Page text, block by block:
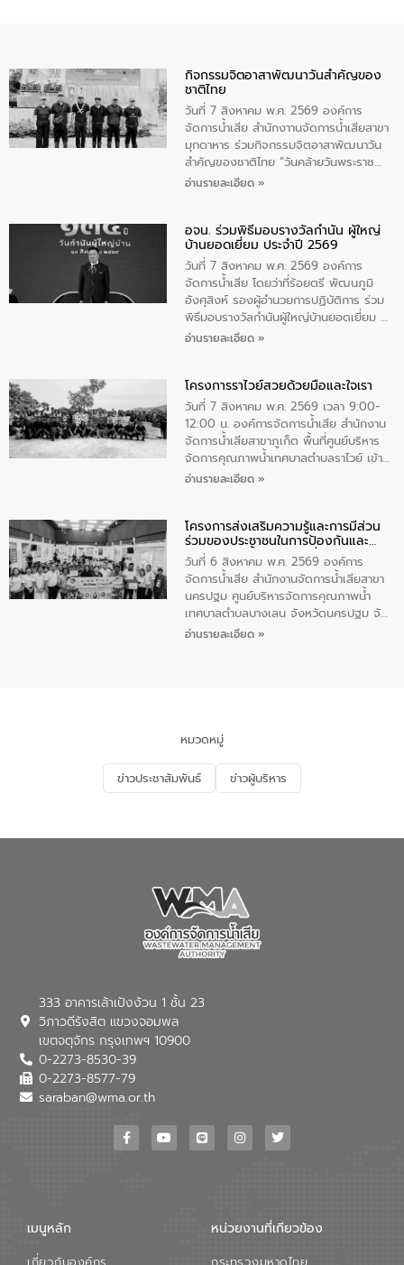
กิจกรรมจิตอาสาพัฒนาวันสําคัญของ
ชาติไทย
วันที่ 7 สิงหาคม พ.ศ. 2569 องค์การ
จัดการน้ำเสีย สำนักงาานจัดการน้ำเสียสาขา
มุกดาหาร ร่วมกิจกรรมจิตอาสาพัฒนาวัน
สําคัญของชาติไทย “วันคล้ายวันพระราช
สมภพ สมเด็จพระนางเจ้าสิริกิติ์พระบรม
ทิพย์คำ รองผู้ว่าราชการจังหวัดมุกดาหาร
เป็นประธานในพิธี ณ เรือนจําชั่วคราวนาโสก
ตําบลนาโสก อําเภอเมืองมุกดาหาร จังหวัด
มุกดาหาร โดยในกิจกรรมได้ร่วมปลูกป่า และ
ทําความสะอาดภายในบริเวณ จัดกิจกรรม
เพื่อถวายเป็นพระราชกุศล สมเด็จพระนาง
เจ้าสิริกิติ์พระบรมราชินีนาถ พระบรมราช
อ่านรายละเอียด »
อจน. ร่วมพิธีมอบรางวัลกำนัน ผู้ใหญ่
บ้านยอดเยี่ยม ประจำปี 2569
วันที่ 7 สิงหาคม พ.ศ. 2569 องค์การ
จัดการน้ำเสีย โดยว่าที่ร้อยตรี พัฒนภูมิ
อังศุสิงห์ รองผู้อำนวยการปฏิบัติการ ร่วม
พิธีมอบรางวัลกำนันผู้ใหญ่บ้านยอดเยี่ยม ณ
ทำเนียบรัฐบาล โดยมีนายอนุทิน ชาญวีรกูล
ทองคำและประกาศเกียรติคุณให้แก่ กำนัน
ผู้ใหญ่บ้านยอดเยี่ยม พร้อมกล่าวชื่นชม ให้
โอวาท และมอบนโยบาย
อ่านรายละเอียด »
โครงการราไวย์สวยด้วยมือและใจเรา
วันที่ 7 สิงหาคม พ.ศ. 2569 เวลา 9:00-
12:00 น. องค์การจัดการน้ำเสีย สำนักงาน
จัดการน้ำเสียสาขาภูเก็ต พื้นที่ศูนย์บริหาร
จัดการคุณภาพน้ำเทศบาลตำบลราไวย์ เข้า
ร่วมโครงการราไวย์สวยด้วยมือและใจเรา
ประชาชน ตัวแทนจากโรงแรมต่างๆ ในเขต
เทศบาลตำบลราไวย์ ศูนย์บริหารจัดการ
คุณภาพน้ำเทศบาลตำบลราไวย์ นำโดยนาย
น้อย แก้วเศษ ผู้จัดการสำนักงานจัดการน้ำ
เสียสาขาภูเก็ต พร้อมด้วยเจ้าหน้าที่ จำนวน
5 คน ร่วมทำกิจกรรม ทำความสะอาด
ชายหาดและแหล่งท่องเที่ยว ณ บริเวณ
อ่านรายละเอียด »
โครงการส่งเสริมความรู้และการมีส่วน
ร่วมของประชาชนในการป้องกันและ
แก้ไขปัญหาน้ำเสียอย่างยั่งยืน
วันที่ 6 สิงหาคม พ.ศ. 2569 องค์การ
จัดการน้ำเสีย สำนักงานจัดการน้ำเสียสาขา
นครปฐม ศูนย์บริหารจัดการคุณภาพน้ำ
เทศบาลตำบลบางเลน จังหวัดนครปฐม จัด
กิจกรรมภายใต้โครงการส่งเสริมความรู้และ
จัดการน้ำเสียและสร้างจิตสำนึกในการ
อนุรักษ์สิ่งแวดล้อม ในหัวข้อ “น้ำเสียชุมชน
และการบำบัดน้ำเสียเบื้องต้น” โดยให้ความรู้
เกี่ยวกับสาเหตุและผลกระทบของน้ำเสีย
ณ เทศบาลตำบลบางเลน จังหวัดนครปฐม
อ่านรายละเอียด »
หมวดหมู่
ข่าวประชาสัมพันธ์ ข่าวผู้บริหาร
333 อาคารเล้าเป้งง้วน 1 ชั้น 23
วิภาวดีรังสิต แขวงจอมพล
เขตจตุจักร กรุงเทพฯ 10900
0-2273-8530-39
0-2273-8577-79
saraban@wma.or.th
เมนูหลัก
เกี่ยวกับองค์กร
หน่วยงานที่เกียวข้อง
กระทรวงมหาดไทย